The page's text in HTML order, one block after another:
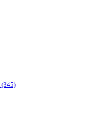
(345)